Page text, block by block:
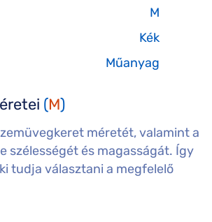
M
Kék
Műanyag
(M)
méretét, valamint a
szélességét és magasságát. Így
tudja választani a megfelelő